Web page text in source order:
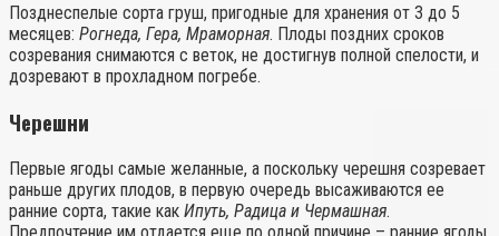
Позднеспелые сорта груш, пригодные для хранения от 3 до 5
месяцев: Рогнеда, Гера, Мраморная. Плоды поздних сроков
созревания снимаются с веток, не достигнув полной спелости, и
дозревают в прохладном погребе.
Черешни
Первые ягоды самые желанные, а поскольку черешня созревает
раньше других плодов, в первую очередь высаживаются ее
ранние сорта, такие как Ипуть, Радица и Чермашная.